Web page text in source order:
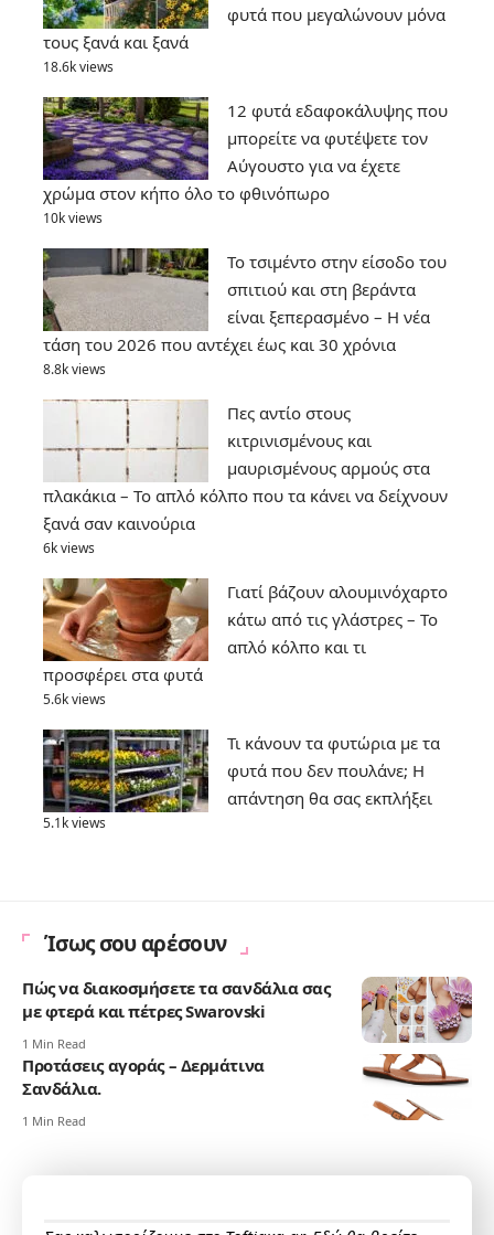
φυτά που μεγαλώνουν μόνα
τους ξανά και ξανά
18.6k views
12 φυτά εδαφοκάλυψης που
μπορείτε να φυτέψετε τον
Αύγουστο για να έχετε
χρώμα στον κήπο όλο το φθινόπωρο
10k views
Το τσιμέντο στην είσοδο του
σπιτιού και στη βεράντα
είναι ξεπερασμένο – Η νέα
τάση του 2026 που αντέχει έως και 30 χρόνια
8.8k views
Πες αντίο στους
κιτρινισμένους και
μαυρισμένους αρμούς στα
πλακάκια – Το απλό κόλπο που τα κάνει να δείχνουν
ξανά σαν καινούρια
6k views
Γιατί βάζουν αλουμινόχαρτο
κάτω από τις γλάστρες – Το
απλό κόλπο και τι
προσφέρει στα φυτά
5.6k views
Τι κάνουν τα φυτώρια με τα
φυτά που δεν πουλάνε; Η
απάντηση θα σας εκπλήξει
5.1k views
Ίσως σου αρέσουν
Πώς να διακοσμήσετε τα σανδάλια σας
με φτερά και πέτρες Swarovski
1 Min Read
Προτάσεις αγοράς – Δερμάτινα
Σανδάλια.
1 Min Read